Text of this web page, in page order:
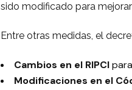
sido modificado para
Entre otras medidas, el
Cambios en el RIPCI
Modificaciones en el